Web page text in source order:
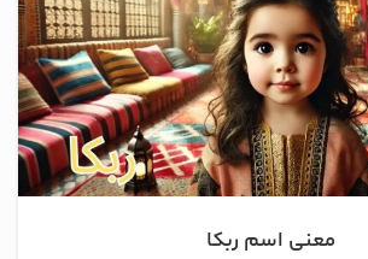
معنی اسم ربکا